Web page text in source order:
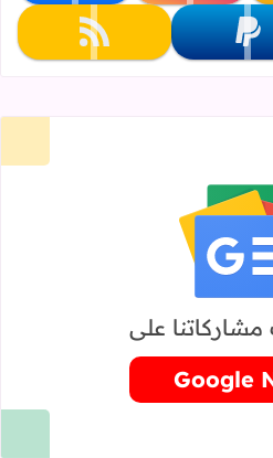
تابعنا على paypal تابعنا على rss
على
Google